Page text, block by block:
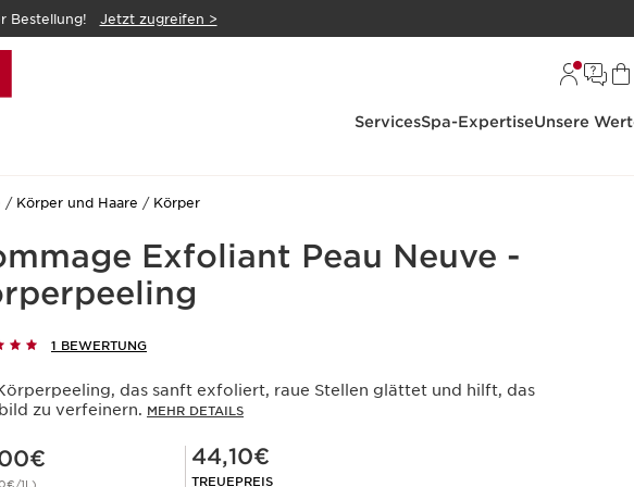
Bestellung! Jetzt zugreifen >
ServicesSpa-ExpertiseUnsere
Körper und Haare Körper
Exfoliant Peau Neuve -
1 BEWERTUNG
das sanft exfoliert, raue Stellen glättet und hilft, das
zu verfeinern. MEHR DETAILS
49,00€
1L)
Mitgliederpreis 44,10€
44,10€
TREUEPREIS